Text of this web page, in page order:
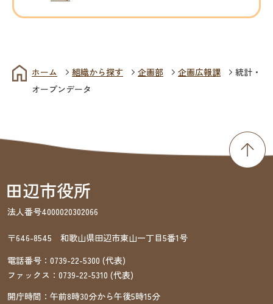
ホーム 組織から探す 企画部 企画広報課
統計・
オープンデータ
法人番号4000020302066
〒646-8545 和歌山県田辺市東山一丁目5番1号
電話番号： 0739-22-5300 (代表)
ファックス： 0739-22-5310 (代表)
開庁時間：午前8時30分から午後5時15分